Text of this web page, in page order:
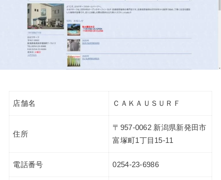
店舗名 ＣＡＫＡＵＳＵＲＦ
住所
〒957-0062 新潟県新発田市
富塚町1丁目15-11
電話番号 0254-23-6986